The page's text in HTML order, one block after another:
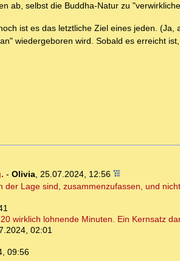
ab, selbst die Buddha-Natur zu
ist es das letztliche Ziel eines jeden. (Ja,
wiedergeboren wird. Sobald es erreicht
- Olivia, 25.07.2024, 12:56
Lage sind, zusammenzufassen, und
wirklich lohnende Minuten. Ein Kernsatz
02:01
09:56